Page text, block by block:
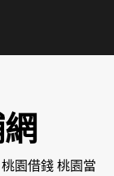
園借錢 桃園當